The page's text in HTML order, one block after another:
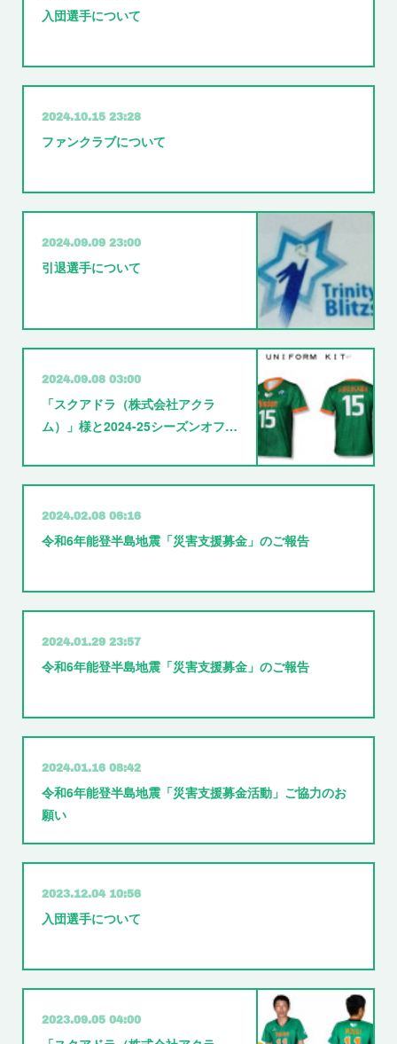
入団選手について
2024.10.15 23:28
ファンクラブについて
2024.09.09 23:00
引退選手について
2024.09.08 03:00
「スクアドラ（株式会社アクラ
ム）」様と2024-25シーズンオフ…
2024.02.08 06:16
令和6年能登半島地震「災害支援募金」のご報告
2024.01.29 23:57
令和6年能登半島地震「災害支援募金」のご報告
2024.01.16 08:42
令和6年能登半島地震「災害支援募金活動」ご協力のお
願い
2023.12.04 10:56
入団選手について
2023.09.05 04:00